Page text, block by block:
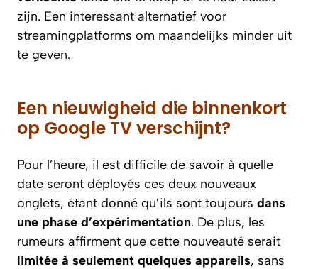
zijn. Een interessant alternatief voor
streamingplatforms om maandelijks minder uit
te geven.
Een nieuwigheid die binnenkort
op Google TV verschijnt?
Pour l’heure, il est difficile de savoir à quelle
date seront déployés ces deux nouveaux
onglets, étant donné qu’ils sont toujours dans
une phase d’expérimentation. De plus, les
rumeurs affirment que cette nouveauté serait
limitée à seulement quelques appareils, sans